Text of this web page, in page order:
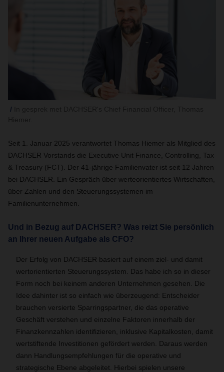
Seit 1. Januar 2025 verantwortet Thomas Hiemer als Mitglied des
DACHSER Vorstands die Executive Unit Finance, Controlling, Tax
& Treasury (FCT). Der 41-jährige Familienvater ist seit 12 Jahren
bei DACHSER. Ein Gespräch über werteorientiertes Wirtschaften,
über Zahlen und den Steuerungssystemen im
Familienunternehmen.
Und in Bezug auf DACHSER? Was reizt Sie persönlich
an Ihrer neuen Aufgabe als CFO?
Der Erfolg von DACHSER basiert auf einem ziel- und damit
wertorientierten Steuerungssystem. Das habe ich so in dieser
Form noch bei keinem anderen Unternehmen gesehen. Die
Idee dahinter ist so einfach wie überzeugend: Entscheider
brauchen versierte Sparringspartner, die das operative
Geschäft verstehen und einzelne Faktoren innerhalb der
Finanzkennzahlen identifizieren, inklusive Kapitalkosten, damit
wertstiftende Investitionen gefördert werden. Daraus werden
dann Handlungsempfehlungen für die operative und
strategische Ebene abgeleitet. Hierbei spielen unsere